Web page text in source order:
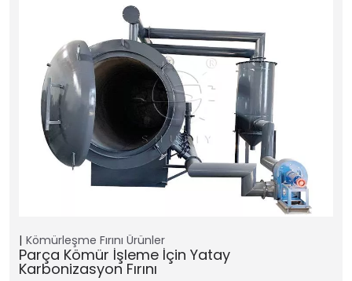
Kömürleşme Fırını Ürünler
Parça Kömür İşleme İçin Yatay
Karbonizasyon Fırını